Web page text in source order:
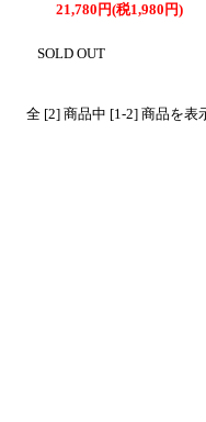
21,780円(税1,980円)
SOLD OUT
全 [2] 商品中 [1-2] 商品を表